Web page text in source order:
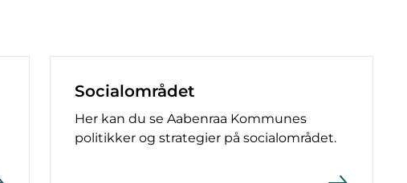
Socialområdet
Her kan du se Aabenraa Kommunes
politikker og strategier på socialområdet.